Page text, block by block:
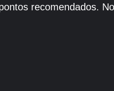
recomendados.